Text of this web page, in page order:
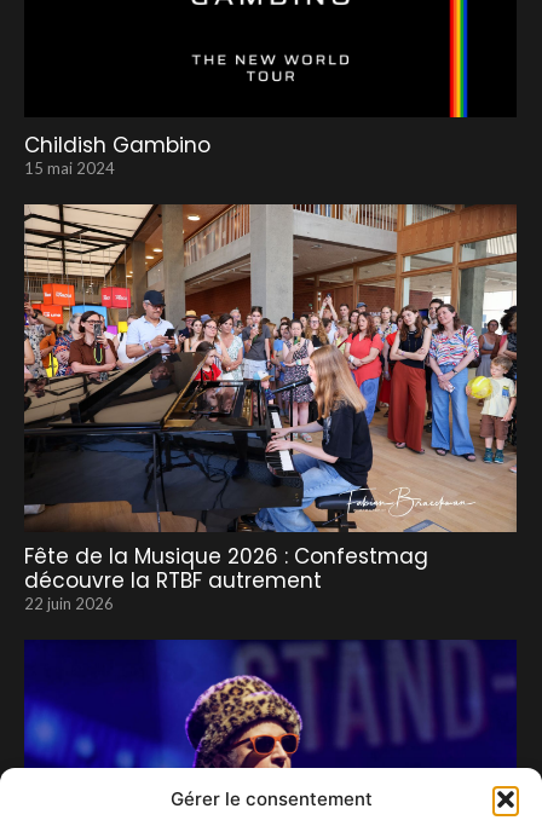
Gérer le consentement
Childish Gambino
15 mai 2024
Fête de la Musique 2026 : Confestmag
découvre la RTBF autrement
22 juin 2026